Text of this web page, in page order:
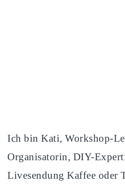
Ich bin Kati, Workshop-
Organisatorin, DIY-
Livesendung Kaffee oder